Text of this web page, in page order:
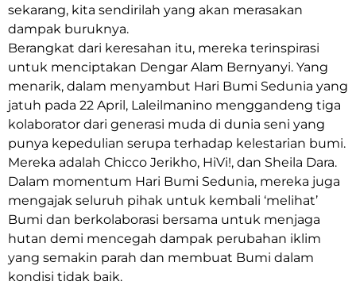
sekarang, kita sendirilah yang akan merasakan
dampak buruknya.
Berangkat dari keresahan itu, mereka terinspirasi
untuk menciptakan Dengar Alam Bernyanyi. Yang
menarik, dalam menyambut Hari Bumi Sedunia yang
jatuh pada 22 April, Laleilmanino menggandeng tiga
kolaborator dari generasi muda di dunia seni yang
punya kepedulian serupa terhadap kelestarian bumi.
Mereka adalah Chicco Jerikho, HiVi!, dan Sheila Dara.
Dalam momentum Hari Bumi Sedunia, mereka juga
mengajak seluruh pihak untuk kembali ‘melihat’
Bumi dan berkolaborasi bersama untuk menjaga
hutan demi mencegah dampak perubahan iklim
yang semakin parah dan membuat Bumi dalam
kondisi tidak baik.